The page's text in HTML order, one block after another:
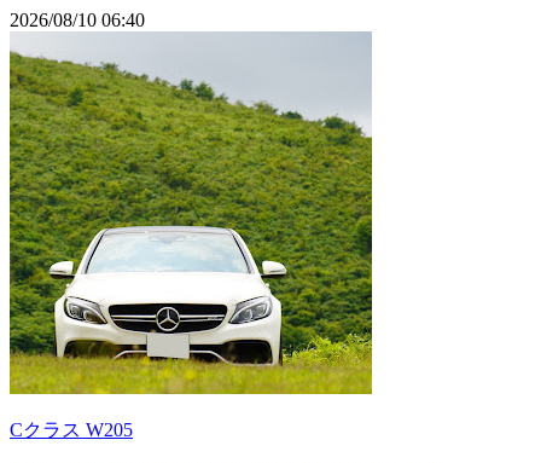
2026/08/10 06:40
Cクラス W205